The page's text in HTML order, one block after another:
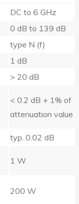
DC to 6 GHz
0 dB to 139 dB
type N (f)
1 dB
> 20 dB
< 0.2 dB + 1% of
attenuation value
typ. 0.02 dB
1 W
200 W